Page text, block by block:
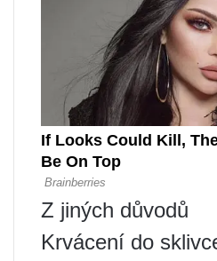
Z jiných důvodů
Krvácení do